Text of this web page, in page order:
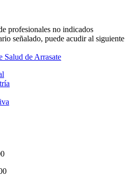
profesionales no indicados
señalado, puede acudir al siguiente
Salud de Arrasate